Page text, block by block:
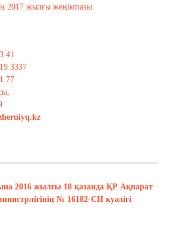
2017 жылғы жеңімпазы.
41
3337
77
2016 жылғы 18 қазанда ҚР Ақпарат
№ 16182-СИ куәлігі